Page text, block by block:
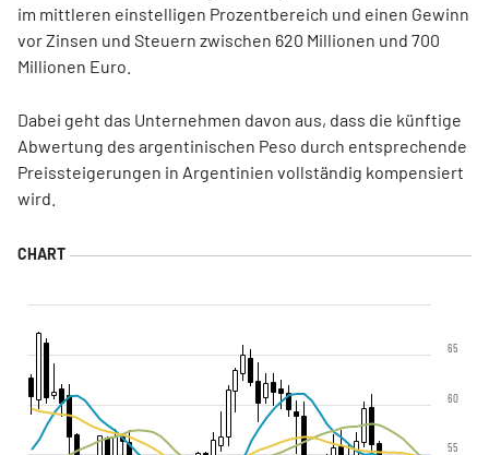
im mittleren einstelligen Prozentbereich und einen Gewinn
vor Zinsen und Steuern zwischen 620 Millionen und 700
Millionen Euro.
Dabei geht das Unternehmen davon aus, dass die künftige
Abwertung des argentinischen Peso durch entsprechende
Preissteigerungen in Argentinien vollständig kompensiert
wird.
55
60
65